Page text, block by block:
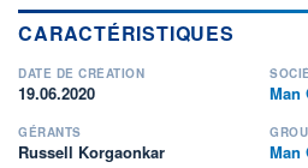
CARACTÉRISTIQUES
DATE DE CRÉATION
19.06.2020 Man
GÉRANTS
Russell Korgaonkar
Man